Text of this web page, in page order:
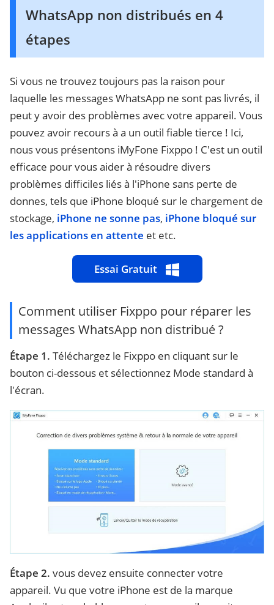
WhatsApp non distribués en 4
étapes
Si vous ne trouvez toujours pas la raison pour
laquelle les messages WhatsApp ne sont pas livrés, il
peut y avoir des problèmes avec votre appareil. Vous
pouvez avoir recours à a un outil fiable tierce ! Ici,
nous vous présentons iMyFone Fixppo ! C'est un outil
efficace pour vous aider à résoudre divers
problèmes difficiles liés à l'iPhone sans perte de
donnes, tels que iPhone bloqué sur le chargement de
stockage, iPhone ne sonne pas, iPhone bloqué sur
les applications en attente et etc.
Essai Gratuit
Comment utiliser Fixppo pour réparer les
messages WhatsApp non distribué ?
Étape 1. Téléchargez le Fixppo en cliquant sur le
bouton ci-dessous et sélectionnez Mode standard à
l'écran.
Étape 2. vous devez ensuite connecter votre
appareil. Vu que votre iPhone est de la marque